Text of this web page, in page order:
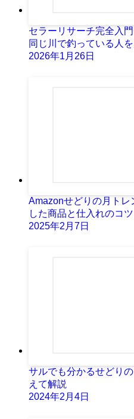
セラーリサーチ完全入
同じ川で釣っている人
2026年1月26日
Amazonせどりの月トレ
した商品と仕入れのコツ
2025年2月7日
サルでも分かるせどり
えて解説
2024年2月4日